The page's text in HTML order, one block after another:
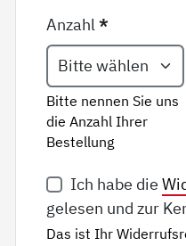
Anzahl*
Bitte nennen Sie uns
die Anzahl Ihrer
Bestellung
Ich habe die
gelesen und zur
Das ist Ihr